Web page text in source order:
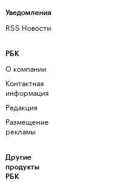
Уведомления
RSS Новости
РБК
О компании
Контактная
информация
Редакция
Размещение
рекламы
Другие
продукты
РБК